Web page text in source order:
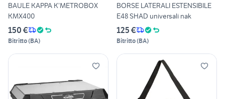
BAULE KAPPA K’METROBOX
KMX400
150 €
Bitritto(BA)
BORSE LATERALI ESTENSIBILE
E48 SHAD universali nak
125 €
Bitritto(BA)